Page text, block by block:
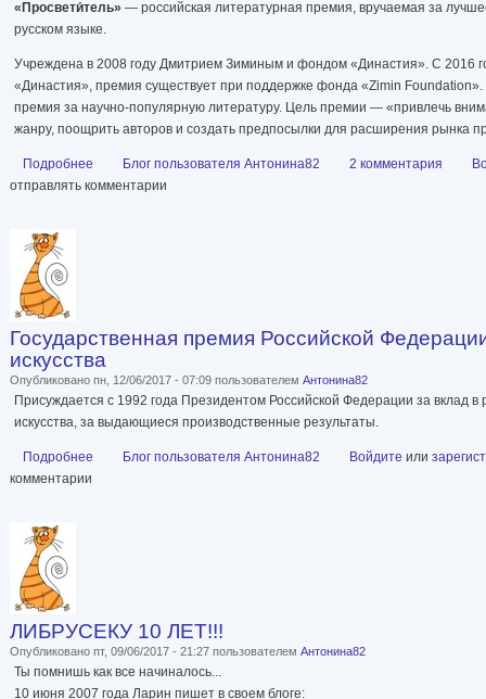
«Просвети́тель» — российская литературная премия, вручаемая за
русском языке.
Учреждена в 2008 году Дмитрием Зиминым и фондом «Династия». С 2016
«Династия», премия существует при поддержке фонда «Zimin
премия за научно-популярную литературу. Цель премии — «привлечь
жанру, поощрить авторов и создать предпосылки для расширения рынка
Подробнее о Премия «Просветитель» (лауреаты)
Блог пользователя Антонина82 2 комментария
отправлять комментарии
Государственная премия Российской
искусства
Опубликовано пн, 12/06/2017 - 07:09 пользователем Антонина82
Присуждается с 1992 года Президентом Российской Федерации за вклад в
искусства, за выдающиеся производственные результаты.
Подробнее о Государственная премия Российской Федерации в области
Блог пользователя Антонина82 Войдите или
комментарии
ЛИБРУСЕКУ 10 ЛЕТ!!!
Опубликовано пт, 09/06/2017 - 21:27 пользователем Антонина82
Ты помнишь как все начиналось...
10 июня 2007 года Ларин пишет в своем блоге: